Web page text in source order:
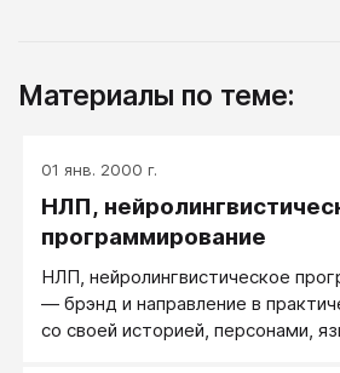
Материалы по теме:
01 янв. 2000 г.
НЛП,
программирование
НЛП, нейролингвистическое
— брэнд и направление в
со своей историей, персонами,